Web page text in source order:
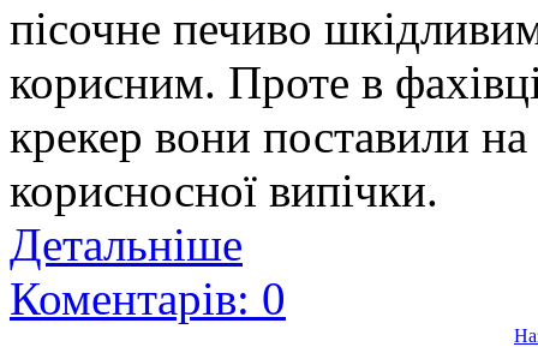
пісочне печиво
корисним. Проте в
крекер вони поставили
корисносної випічки.
Детальніше
Коментарів: 0